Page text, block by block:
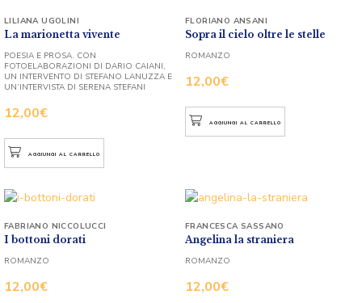
La marionetta vivente
12,00€
LILIANA UGOLINI
POESIA E PROSA. CON
FOTOELABORAZIONI DI DARIO CAIANI,
UN INTERVENTO DI STEFANO LANUZZA E
UN’INTERVISTA DI SERENA STEFANI
AGGIUNGI AL CARRELLO
Sopra il cielo oltre le stelle
12,00€
FLORIANO ANSANI
ROMANZO
AGGIUNGI AL CARRELLO
I bottoni dorati
12,00€
FABRIANO NICCOLUCCI
ROMANZO
Angelina la straniera
12,00€
FRANCESCA SASSANO
ROMANZO